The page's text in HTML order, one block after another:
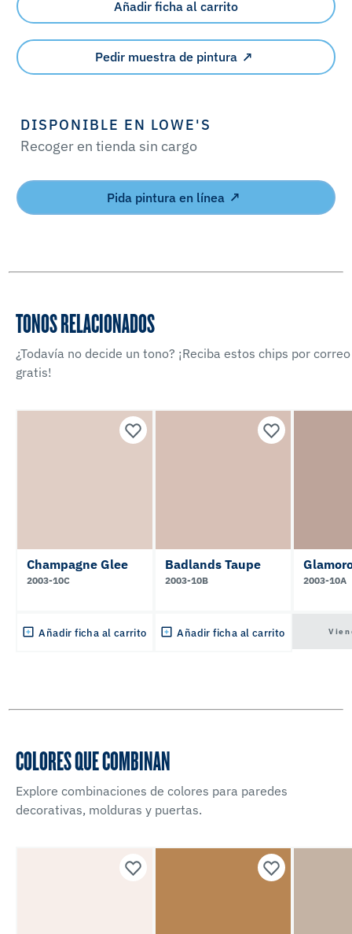
Añadir ficha al carrito
Pedir muestra de pintura
DISPONIBLE EN LOWE'S
Recoger en tienda sin cargo
Pida pintura en línea
TONOS RELACIONADOS
¿Todavía no decide un tono? ¡Reciba estos chips por correo
gratis!
Champagne Glee
2003-10C
Añadir ficha al carrito
Badlands Taupe
2003-10B
Añadir ficha al carrito
2003-10A
COLORES QUE COMBINAN
Explore combinaciones de colores para paredes
decorativas, molduras y puertas.